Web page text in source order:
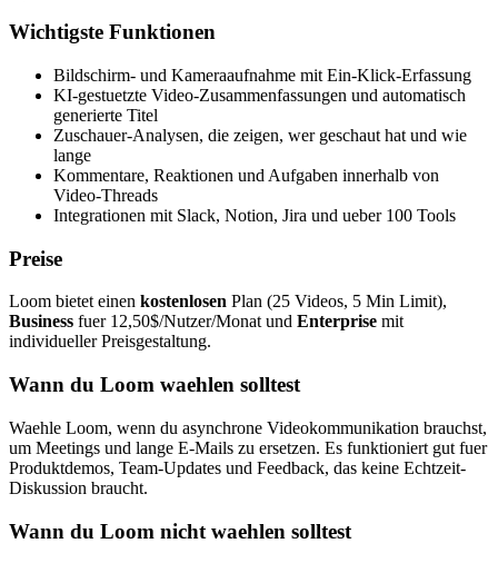
Wichtigste Funktionen
Bildschirm- und Kameraaufnahme mit Ein-Klick-Erfassung
KI-gestuetzte Video-Zusammenfassungen und automatisch
generierte Titel
Zuschauer-Analysen, die zeigen, wer geschaut hat und wie
lange
Kommentare, Reaktionen und Aufgaben innerhalb von
Video-Threads
Integrationen mit Slack, Notion, Jira und ueber 100 Tools
Preise
Loom bietet einen kostenlosen Plan (25 Videos, 5 Min Limit),
Business fuer 12,50$/Nutzer/Monat und Enterprise mit
individueller Preisgestaltung.
Wann du Loom waehlen solltest
Waehle Loom, wenn du asynchrone Videokommunikation brauchst,
um Meetings und lange E-Mails zu ersetzen. Es funktioniert gut fuer
Produktdemos, Team-Updates und Feedback, das keine Echtzeit-
Diskussion braucht.
Wann du Loom nicht waehlen solltest